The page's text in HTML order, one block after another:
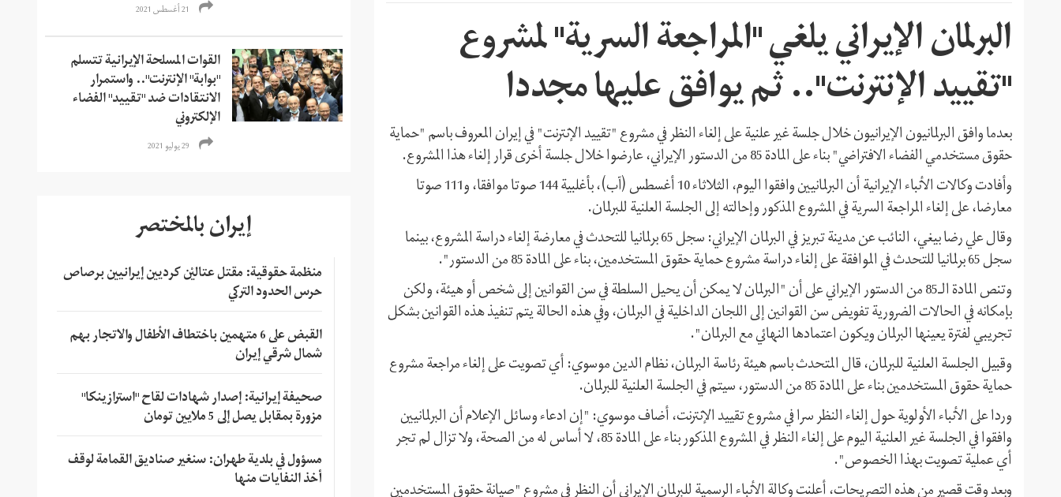
البرلمان الإيراني يلغي "المراجعة السرية" لمشروع
"تقييد الإنترنت".. ثم يوافق عليها مجددا
بعدما وافق البرلمانيون الإيرانيون خلال جلسة غير علنية على إلغاء النظر في مشروع "تقييد الإنترنت" في إيران المعروف باسم "حماية
حقوق مستخدمي الفضاء الافتراضي" بناء على المادة 85 من الدستور الإيراني، عارضوا خلال جلسة أخرى قرار إلغاء هذا المشروع.
وأفادت وكالات الأنباء الإيرانية أن البرلمانيين وافقوا اليوم، الثلاثاء 10 أغسطس (آب)، بأغلبية 144 صوتا موافقا، و111 صوتا
معارضا، على إلغاء المراجعة السرية في المشروع المذكور وإحالته إلى الجلسة العلنية للبرلمان.
وقال علي رضا بيغي، النائب عن مدينة تبريز في البرلمان الإيراني: سجل 65 برلمانيا للتحدث في معارضة إلغاء دراسة المشروع، بينما
سجل 65 برلمانيا للتحدث في الموافقة على إلغاء دراسة مشروع حماية حقوق المستخدمين، بناء على المادة 85 من الدستور".
وتنص المادة الـ85 من الدستور الإيراني على أن "البرلمان لا يمكن أن يحيل السلطة في سن القوانين إلى شخص أو هيئة، ولكن
بإمكانه في الحالات الضرورية تفويض سن القوانين إلى اللجان الداخلية في البرلمان، وفي هذه الحالة يتم تنفيذ هذه القوانين بشكل
تجريبي لفترة يعينها البرلمان ويكون اعتمادها النهائي مع البرلمان".
وقبيل الجلسة العلنية للبرلمان، قال المتحدث باسم هيئة رئاسة البرلمان، نظام الدين موسوي: أي تصويت على إلغاء مراجعة مشروع
حماية حقوق المستخدمين بناء على المادة 85 من الدستور، سيتم في الجلسة العلنية للبرلمان.
وردا على الأنباء الأولوية حول إلغاء النظر سرا في مشروع تقييد الإنترنت، أضاف موسوي: "إن ادعاء وسائل الإعلام أن البرلمانيين
وافقوا في الجلسة غير العلنية اليوم على إلغاء النظر في المشروع المذكور بناء على المادة 85، لا أساس له من الصحة، ولا تزال لم تجر
أي عملية تصويت بهذا الخصوص".
21 أغسطس 2021
القوات المسلحة الإيرانية تتسلم
"بوابة" الإنترنت".. واستمرار
الانتقادات ضد "تقييد" الفضاء
الإلكتروني
29 يوليو 2021
إيران بالمختصر
منظمة حقوقية: مقتل عتاليْن كرديين إيرانيين برصاص
حرس الحدود التركي
القبض على 6 متهمين باختطاف الأطفال والاتجار بهم
شمال شرقي إيران
صحيفة إيرانية: إصدار شهادات لقاح "استرازينكا"
مزورة بمقابل يصل إلى 5 ملايين تومان
مسؤول في بلدية طهران: سنغير صناديق القمامة لوقف
أخذ النفايات منها